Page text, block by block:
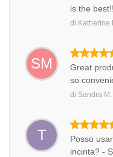
is the
di Katherine
SM
Great
so
di Sandra M.
T
Posso
incinta? -